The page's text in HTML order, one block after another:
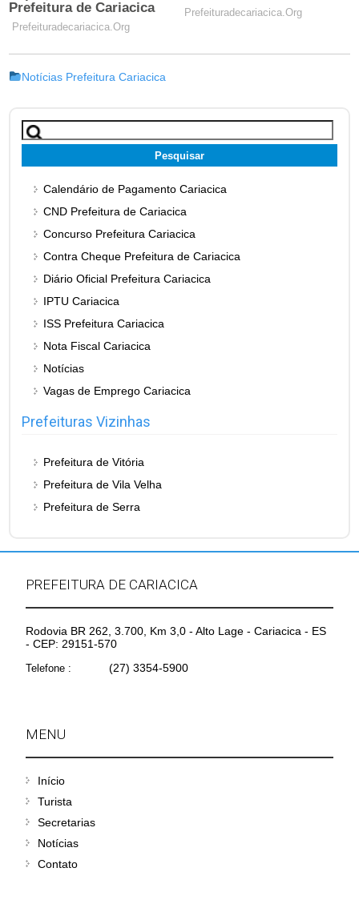
Notícias Prefeitura Cariacica
Pesquisar
por:
Calendário de Pagamento Cariacica
CND Prefeitura de Cariacica
Concurso Prefeitura Cariacica
Contra Cheque Prefeitura de Cariacica
Diário Oficial Prefeitura Cariacica
IPTU Cariacica
ISS Prefeitura Cariacica
Nota Fiscal Cariacica
Notícias
Vagas de Emprego Cariacica
Prefeituras Vizinhas
Prefeitura de Vitória
Prefeitura de Vila Velha
Prefeitura de Serra
PREFEITURA DE CARIACICA
Rodovia BR 262, 3.700, Km 3,0 - Alto Lage - Cariacica - ES
- CEP: 29151-570
Telefone : (27) 3354-5900
MENU
Início
Turista
Secretarias
Notícias
Contato